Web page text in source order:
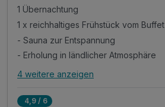
1 Übernachtung
1 x reichhaltiges Frühstück vom Buffet
- Sauna zur Entspannung
- Erholung in ländlicher Atmosphäre
Alle Inklusivleistungen
4 weitere anzeigen
4,9 / 6